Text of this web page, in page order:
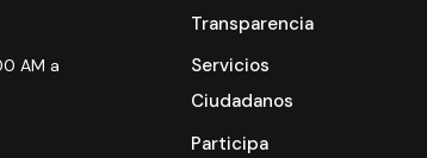
AM a
Transparencia
Servicios
Ciudadanos
Participa